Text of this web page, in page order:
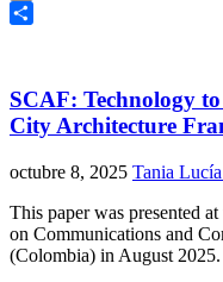
Link
Print
SCAF: Technology
City Architecture
octubre 8, 2025 Tania
This paper was presented
on Communications and
(Colombia) in August